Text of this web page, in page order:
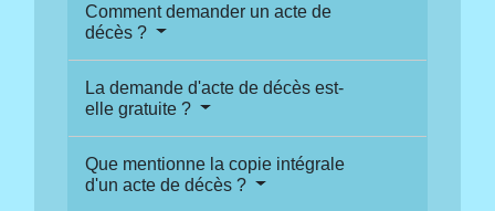
Comment demander un acte de
décès ?
La demande d'acte de décès est-
elle gratuite ?
Que mentionne la copie intégrale
d'un acte de décès ?